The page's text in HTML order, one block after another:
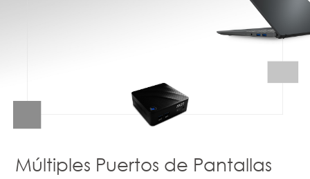
Múltiples Puertos de Pantallas